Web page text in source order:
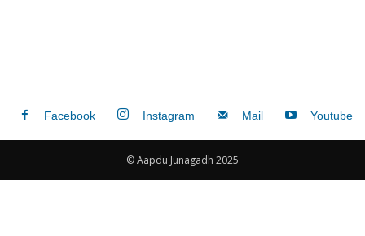
Facebook Instagram Mail Youtube
© Aapdu Junagadh 2025